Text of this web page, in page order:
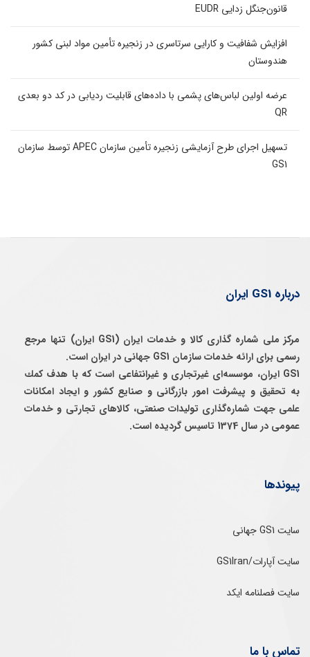
قانون‌جنگل زدایی EUDR
افزایش شفافیت و کارایی سرتاسری در زنجیره تأمین مواد لبنی کشور
هندوستان
عرضه اولین لباس‌های پشمی با داده‌های قابلیت ردیابی در کد دو بعدی
QR
تسهیل اجرای طرح آزمایشی زنجیره تأمین سازمان APEC توسط سازمان
GS1
درباره GS1 ایران
مرکز ملی شماره گذاری کالا و خدمات ایران (GS1 ایران) تنها مرجع
رسمی برای ارائه خدمات سازمان GS1 جهانی در ایران است.
GS1 ایران، موسسه‌ای غيرتجاری و غيرانتفاعی است كه با هدف كمك
به تحقيق و پيشرفت امور بازرگانی و صنايع كشور و ايجاد امكانات
علمی جهت شماره‌گذاری توليدات صنعتی، كالاهای تجارتی و خدمات
عمومی در سال 1374 تاسيس گرديده است.
پیوندها
سایت GS1 جهانی
سایت آپارات/GS1Iran
سایت فصلنامه ایکد
تماس با ما